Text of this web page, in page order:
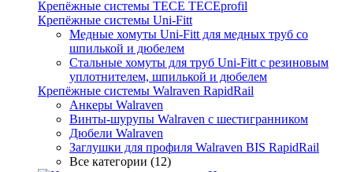
Крепёжные системы TECE TECEprofil
Крепёжные системы Uni-Fitt
Медные хомуты Uni-Fitt для медных труб со
шпилькой и дюбелем
Стальные хомуты для труб Uni-Fitt с резиновым
уплотнителем, шпилькой и дюбелем
Крепёжные системы Walraven RapidRail
Анкеры Walraven
Винты-шурупы Walraven с шестигранником
Дюбели Walraven
Заглушки для профиля Walraven BIS RapidRail
Все категории (12)